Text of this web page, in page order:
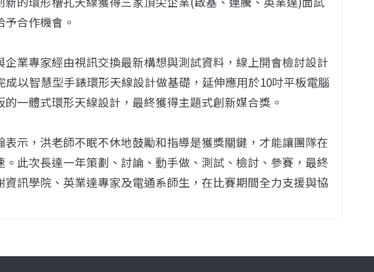
合作機會。
企業專家經由視訊交換最新構想與測試資料，線上開會檢討設計
成以智慧型手錶環形天線設計做基礎，延伸應用於10吋平板電腦
的一體式環形天線設計，最終獲得主題式創新媒合獎。
表示，洪老師不眠不休地鼓勵和指導是獲獎關鍵，才能讓團隊在
此次長達一年策劃、討論、動手做、測試、檢討、參賽，最終
資訊學院、英業達專家及電通系師生，在比賽期間全力支援與協